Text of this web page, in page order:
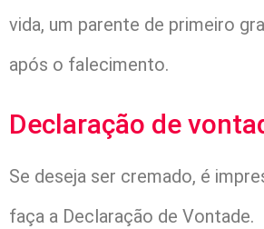
vida, um parente de primeiro
após o falecimento.
Declaração de
Se deseja ser cremado, é
faça a Declaração de Vontade.